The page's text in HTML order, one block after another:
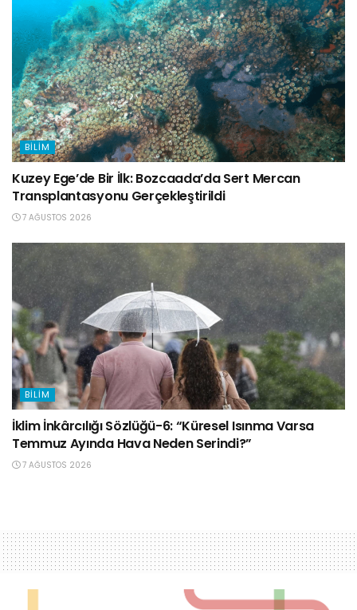
BILIM
Kuzey Ege’de Bir İlk: Bozcaada’da Sert Mercan
Transplantasyonu Gerçekleştirildi
7 AĞUSTOS 2026
BILIM
İklim İnkârcılığı Sözlüğü-6: “Küresel Isınma Varsa
Temmuz Ayında Hava Neden Serindi?”
7 AĞUSTOS 2026